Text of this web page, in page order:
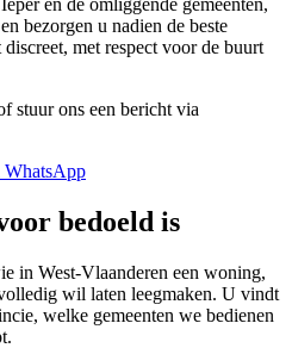
bezorgen u nadien de beste
met respect voor de buurt
stuur ons een bericht via
bedoeld is
in West-Vlaanderen een woning,
wil laten leegmaken. U vindt
welke gemeenten we bedienen